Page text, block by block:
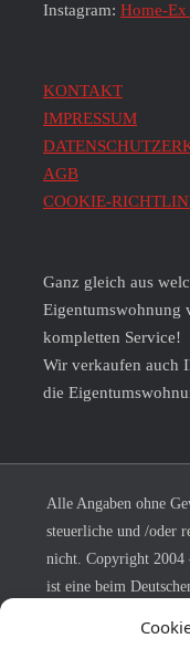
Instagram: Home-
KONTAKT
IMPRESSUM
AGB
COOKIE-
Ganz gleich aus
Eigentumswohnung
kompletten Service!
Wir verkaufen auch
die
Alle Angaben ohne
steuerliche und /oder
nicht. Copyright 2004
ist eine beim